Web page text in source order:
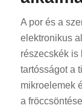
A por és a
elektronikus
részecskék is
tartósságot a
mikroelemek
a